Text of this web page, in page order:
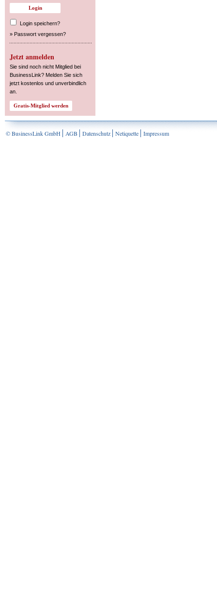
Login speichern?
» Passwort vergessen?
Jetzt anmelden
Sie sind noch nicht Mitglied bei
BusinessLink? Melden Sie sich
jetzt kostenlos und unverbindlich
an.
© BusinessLink GmbH AGB Datenschutz Netiquette Impressum